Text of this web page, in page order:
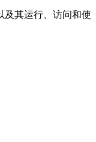
及其运行、访问和使